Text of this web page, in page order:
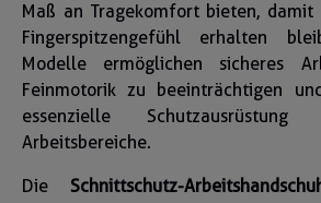
Maß an Tragekomfort bieten, damit
Fingerspitzengefühl erhalten
Modelle ermöglichen sicheres
Feinmotorik zu beeinträchtigen
essenzielle
Arbeitsbereiche.
Die Schnittschutz-